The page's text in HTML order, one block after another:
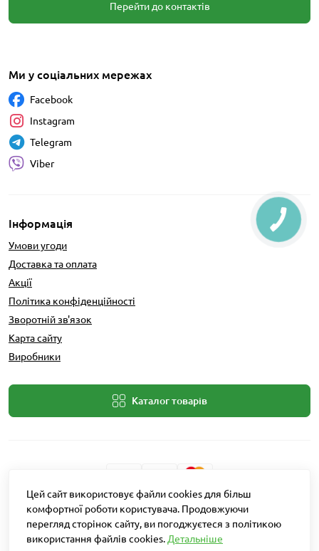
Перейти до контактів
Інформація
Умови угоди
Доставка та оплата
Акції
Політика конфіденційності
Зворотній зв'язок
Карта сайту
Виробники
Каталог товарів
Ми у соціальних мережах
Facebook
Instagram
Telegram
Viber
Розробник: Intent Solutions
Агро Рітейл © 2026
Цей сайт використовує файли cookies для більш
комфортної роботи користувача. Продовжуючи
перегляд сторінок сайту, ви погоджуєтеся з політикою
використання файлів cookies. Детальніше